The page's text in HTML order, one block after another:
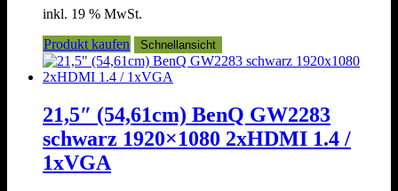
inkl. 19 % MwSt.
Produkt kaufen
Schnellansicht
21,5″ (54,61cm) BenQ GW2283
schwarz 1920×1080 2xHDMI 1.4 /
1xVGA